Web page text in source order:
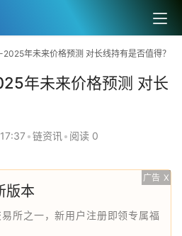
年未来价格预测 对长线持有是否值得？
年未来价格预测 对长
•链资讯 • 阅读 0
广告 X
版本
所之一，新用户注册即领专属福